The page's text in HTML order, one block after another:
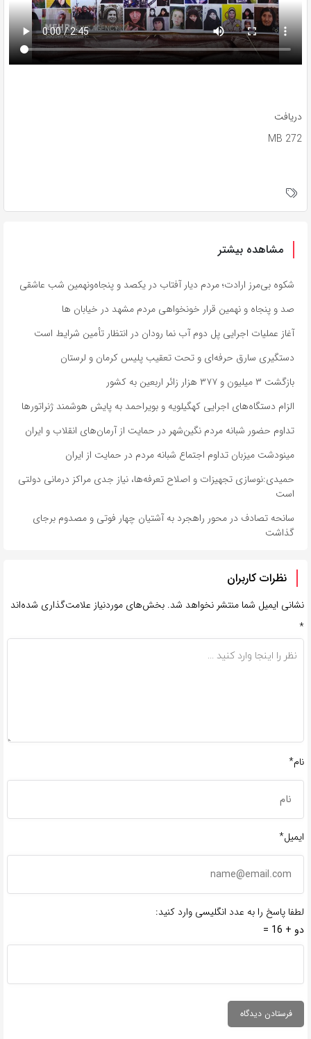
دریافت
272 MB
مشاهده بیشتر
شکوه بی‌مرز ارادت؛ مردم دیار آفتاب در یکصد و پنجاه‌ونهمین شب عاشقی
صد و پنجاه و نهمین قرار خونخواهی مردم مشهد در خیابان ها
آغاز عملیات اجرایی پل دوم آب نما رودان در انتظار تأمین شرایط است
دستگیری سارق حرفه‌ای و تحت تعقیب پلیس کرمان و لرستان
بازگشت ۳ میلیون و ۳۷۷ هزار زائر اربعین به کشور
الزام دستگاه‌های اجرایی کهگیلویه و بویراحمد به پایش هوشمند ژنراتورها
تداوم حضور شبانه مردم نگین‌شهر در حمایت از آرمان‌های انقلاب و ایران
مینودشت میزبان تداوم اجتماع شبانه مردم در حمایت از ایران
حمیدی:نوسازی تجهیزات و اصلاح تعرفه‌ها، نیاز جدی مراکز درمانی دولتی
است
سانحه تصادف در محور راهجرد به آشتیان چهار فوتی و مصدوم برجای
گذاشت
نظرات کاربران
نشانی ایمیل شما منتشر نخواهد شد. بخش‌های موردنیاز علامت‌گذاری شده‌اند
*
نام*
ایمیل*
لطفا پاسخ را به عدد انگلیسی وارد کنید:
دو + 16 =